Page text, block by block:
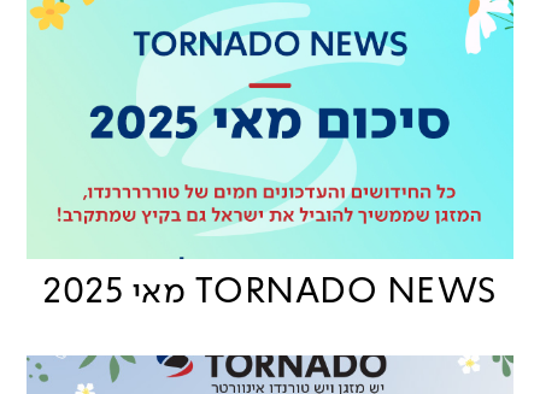
TORNADO NEWS מאי 2025